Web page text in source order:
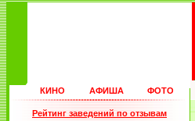
КИНО АФИША ФОТО
Рейтинг заведений по отзывам